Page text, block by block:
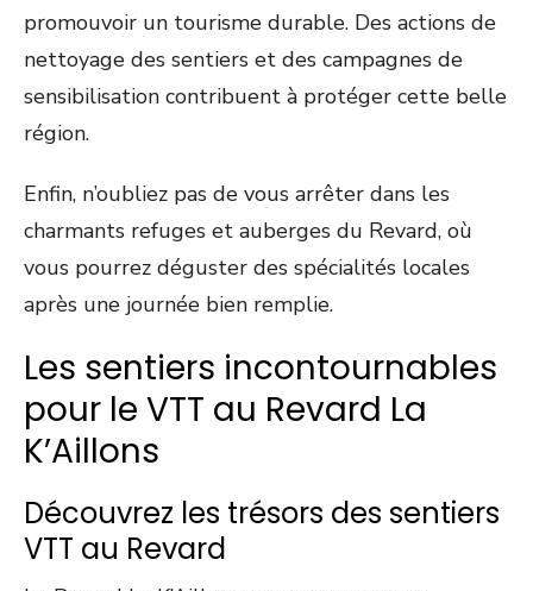
promouvoir un tourisme durable. Des actions de
nettoyage des sentiers et des campagnes de
sensibilisation contribuent à protéger cette belle
région.
Enfin, n’oubliez pas de vous arrêter dans les
charmants refuges et auberges du Revard, où
vous pourrez déguster des spécialités locales
après une journée bien remplie.
Les sentiers incontournables
pour le VTT au Revard La
K’Aillons
Découvrez les trésors des sentiers
VTT au Revard